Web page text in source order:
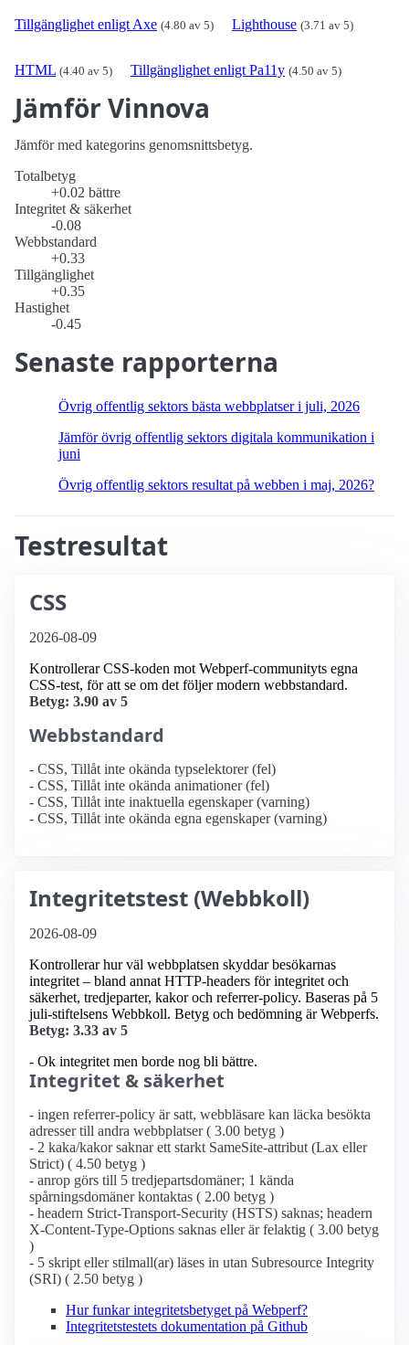
Tillgänglighet enligt Axe (4.80 av 5) Lighthouse (3.71 av 5)
HTML (4.40 av 5) Tillgänglighet enligt Pa11y (4.50 av 5)
Jämför Vinnova
Jämför med kategorins genomsnittsbetyg.
Totalbetyg
+0.02 bättre
Integritet & säkerhet
-0.08
Webbstandard
+0.33
Tillgänglighet
+0.35
Hastighet
-0.45
Senaste rapporterna
Övrig offentlig sektors bästa webbplatser i juli, 2026
Jämför övrig offentlig sektors digitala kommunikation i
juni
Övrig offentlig sektors resultat på webben i maj, 2026?
Testresultat
CSS
2026-08-09
Kontrollerar CSS-koden mot Webperf-communityts egna
CSS-test, för att se om det följer modern webbstandard.
Betyg: 3.90 av 5
Webbstandard
- CSS, Tillåt inte okända typselektorer (fel)
- CSS, Tillåt inte okända animationer (fel)
- CSS, Tillåt inte inaktuella egenskaper (varning)
- CSS, Tillåt inte okända egna egenskaper (varning)
Integritetstest (Webbkoll)
2026-08-09
Kontrollerar hur väl webbplatsen skyddar besökarnas
integritet – bland annat HTTP-headers för integritet och
säkerhet, tredjeparter, kakor och referrer-policy. Baseras på 5
juli-stiftelsens Webbkoll. Betyg och bedömning är Webperfs.
Betyg: 3.33 av 5
- Ok integritet men borde nog bli bättre.
Integritet & säkerhet
- ingen referrer-policy är satt, webbläsare kan läcka besökta
adresser till andra webbplatser ( 3.00 betyg )
- 2 kaka/kakor saknar ett starkt SameSite-attribut (Lax eller
Strict) ( 4.50 betyg )
- anrop görs till 5 tredjepartsdomäner; 1 kända
spårningsdomäner kontaktas ( 2.00 betyg )
- headern Strict-Transport-Security (HSTS) saknas; headern
X-Content-Type-Options saknas eller är felaktig ( 3.00 betyg
)
- 5 skript eller stilmall(ar) läses in utan Subresource Integrity
(SRI) ( 2.50 betyg )
Hur funkar integritetsbetyget på Webperf?
Integritetstestets dokumentation på Github